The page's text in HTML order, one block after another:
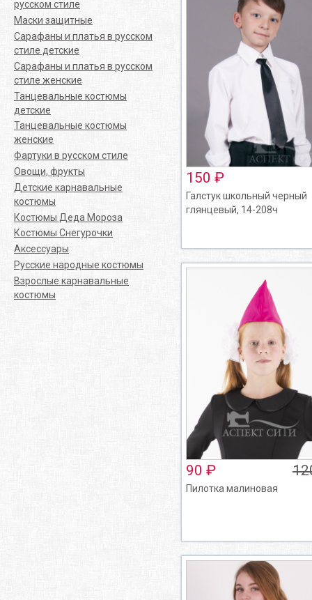
русском стиле
Маски защитные
Сарафаны и платья в русском
стиле детские
Сарафаны и платья в русском
стиле женские
Танцевальные костюмы
детские
Танцевальные костюмы
женские
Фартуки в русском стиле
Овощи, фрукты
Детские карнавальные
костюмы
Костюмы Деда Мороза
Костюмы Снегурочки
Аксессуары
Русские народные костюмы
Взрослые карнавальные
костюмы
150 ₽
Галстук школьный черный
глянцевый, 14-208ч
90 ₽
Пилотка малиновая